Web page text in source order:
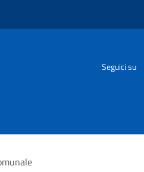
Seguici su